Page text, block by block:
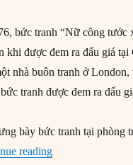
bức tranh “Nữ công tước
khi được đem ra đấu giá
nhà buôn tranh ở
tranh được đem ra đấu
bày bức tranh tại phòng
reading“06/05/1876: